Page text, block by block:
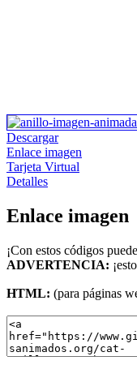
Descargar
Enlace imagen
Tarjeta Virtual
Detalles
Enlace imagen
¡Con estos códigos
ADVERTENCIA:
HTML: (para páginas